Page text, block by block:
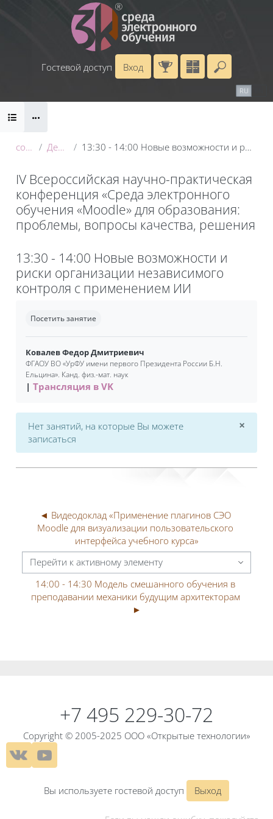
Перейти к основному содержанию
Гостевой доступ
Вход
RU
Блоки
conf_2025 День 1: 20 мая 13:30 - 14:00 Новые возможности и риски организации независимого контроля с применением ИИ
IV Всероссийская научно-практическая
конференция «Среда электронного
обучения «Moodle» для образования:
проблемы, вопросы качества, решения
13:30 - 14:00 Новые возможности и
риски организации независимого
контроля с применением ИИ
Посетить занятие
Ковалев Федор Дмитриевич
ФГАОУ ВО «УрФУ имени первого Президента России Б.Н.
Ельцина». Канд. физ.-мат. наук
Трансляция в VK
Нет занятий, на которые Вы можете
записаться
×
◄ Видеодоклад «Применение плагинов СЭО
Moodle для визуализации пользовательского
интерфейса учебного курса»
Перейти к активному элементу
14:00 - 14:30 Модель смешанного обучения в
преподавании механики будущим архитекторам
►
+7 495 229-30-72
Copyright © 2005-2025 ООО «Открытые технологии»
Вы используете гостевой доступ Выход